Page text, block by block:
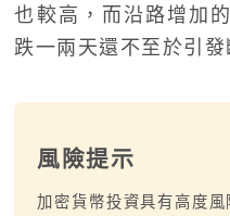
也較高，而沿路增加
跌一兩天還不至於引發
風險提示
加密貨幣投資具有高度